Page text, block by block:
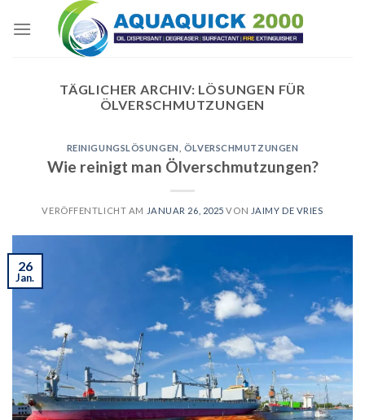
TÄGLICHER ARCHIV: LÖSUNGEN FÜR
ÖLVERSCHMUTZUNGEN
REINIGUNGSLÖSUNGEN ÖLVERSCHMUTZUNGEN
Wie reinigt man Ölverschmutzungen?
VERÖFFENTLICHT AM JANUAR 26, 2025 VON JAIMY DE VRIES
26
Jan.